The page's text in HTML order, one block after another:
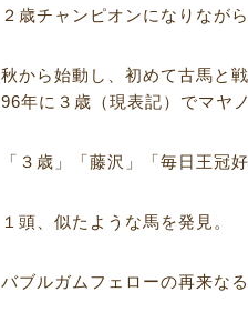
２歳チャンピオンになりなが
秋から始動し、初めて古馬と
96年に３歳（現表記）でマヤ
「３歳」「藤沢」「毎日王冠好
１頭、似たような馬を発見。
バブルガムフェローの再来な